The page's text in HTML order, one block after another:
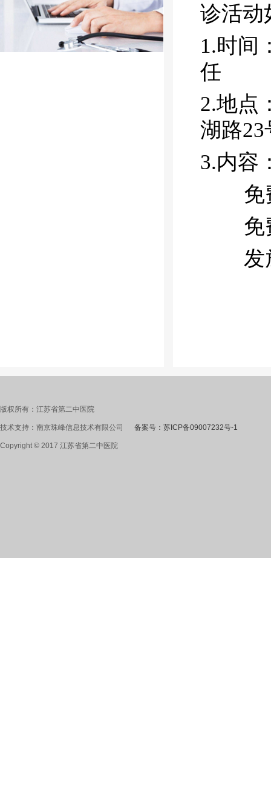
诊活动
1.时间
任
2.地点
湖路23
3.内容
免费
免费
发
版权所有：江苏省第二中医院
技术支持：南京珠峰信息技术有限公司 备案号：苏ICP备09007232号-1
Copyright © 2017 江苏省第二中医院